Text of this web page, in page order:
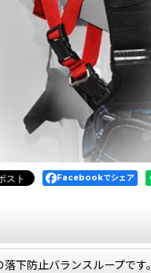
Facebookでシェア
下防止バランスループです。